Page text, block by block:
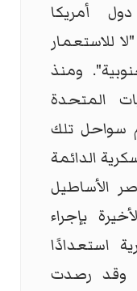
أمريكا
للاستعمار
ومنذ
المتحدة
سواحل تلك
الدائمة
الأساطيل
بإجراء
استعدادًا
وقد رصدت